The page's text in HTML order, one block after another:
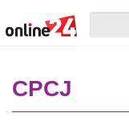
CPCJ